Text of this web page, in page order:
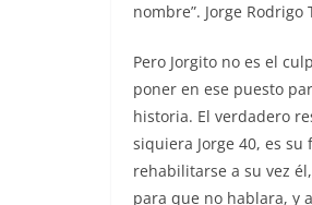
nombre”. Jorge
Pero Jorgito no es el
poner en ese puesto
historia. El verdadero
siquiera Jorge 40, es
rehabilitarse a su vez
para que no hablara, y